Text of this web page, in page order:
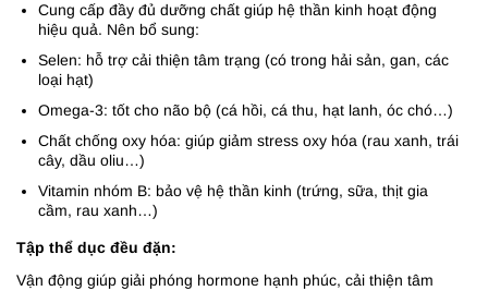
Cung cấp đầy đủ dưỡng chất giúp hệ thần kinh hoạt động
hiệu quả. Nên bổ sung:
Selen: hỗ trợ cải thiện tâm trạng (có trong hải sản, gan, các
loại hạt)
Omega-3: tốt cho não bộ (cá hồi, cá thu, hạt lanh, óc chó…)
Chất chống oxy hóa: giúp giảm stress oxy hóa (rau xanh, trái
cây, dầu oliu…)
Vitamin nhóm B: bảo vệ hệ thần kinh (trứng, sữa, thịt gia
cầm, rau xanh…)
Tập thể dục đều đặn:
Vận động giúp giải phóng hormone hạnh phúc, cải thiện tâm